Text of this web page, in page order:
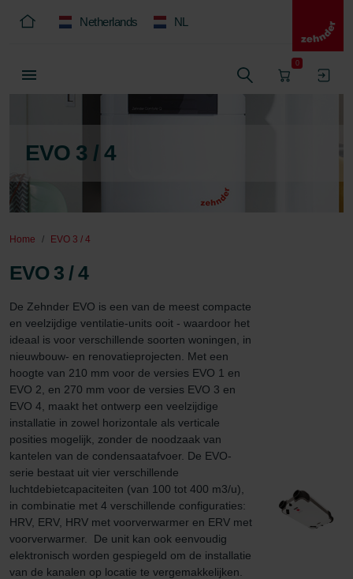
Netherlands NL
0
EVO 3 / 4
Home EVO 3 / 4
EVO 3 / 4
De Zehnder EVO is een van de meest compacte
en veelzijdige ventilatie-units ooit - waardoor het
ideaal is voor verschillende soorten woningen, in
nieuwbouw- en renovatieprojecten. Met een
hoogte van 210 mm voor de versies EVO 1 en
EVO 2, en 270 mm voor de versies EVO 3 en
EVO 4, maakt het ontwerp een veelzijdige
installatie in zowel horizontale als verticale
posities mogelijk, zonder de noodzaak van
kantelen van de condensaatafvoer. De EVO-
serie bestaat uit vier verschillende
luchtdebietcapaciteiten (van 100 tot 400 m3/u),
in combinatie met 4 verschillende configuraties:
HRV, ERV, HRV met voorverwarmer en ERV met
voorverwarmer.  De unit kan ook eenvoudig
elektronisch worden gespiegeld om de installatie
van de kanalen op locatie te vergemakkelijken.